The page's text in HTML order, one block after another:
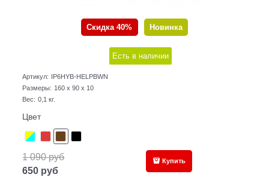
Скидка 40% Новинка
Есть в наличии
Артикул:
IP6HYB-HELPBWN
Размеры: 160 x 90 x 10
Вес: 0,1 кг.
Цвет
1 090 руб
650 руб
Купить